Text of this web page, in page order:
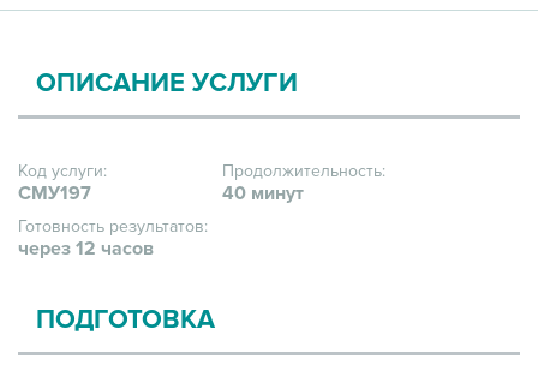
ОПИСАНИЕ УСЛУГИ
Код услуги:
СМУ197
Продолжительность:
40 минут
Готовность результатов:
через 12 часов
ПОДГОТОВКА